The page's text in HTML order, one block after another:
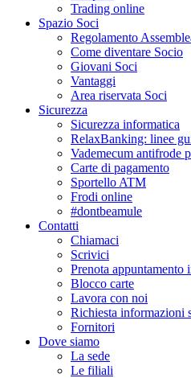
Trading online
Spazio Soci
Regolamento
Come diventare Socio
Giovani Soci
Vantaggi
Area riservata Soci
Sicurezza
Sicurezza informatica
RelaxBanking: linee
Vademecum antifrode
Carte di pagamento
Sportello ATM
Frodi online
#dontbeamule
Contatti
Chiamaci
Scrivici
Prenota appuntamento
Blocco carte
Lavora con noi
Richiesta informazioni
Fornitori
Dove siamo
La sede
Le filiali